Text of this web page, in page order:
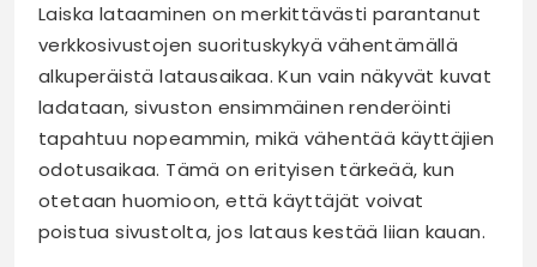
Laiska lataaminen on merkittävästi parantanut
verkkosivustojen suorituskykyä vähentämällä
alkuperäistä latausaikaa. Kun vain näkyvät kuvat
ladataan, sivuston ensimmäinen renderöinti
tapahtuu nopeammin, mikä vähentää käyttäjien
odotusaikaa. Tämä on erityisen tärkeää, kun
otetaan huomioon, että käyttäjät voivat
poistua sivustolta, jos lataus kestää liian kauan.